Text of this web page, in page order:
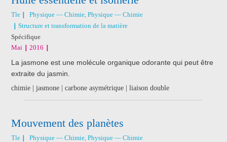
Tle
Physique — Chimie, Physique — Chimie
Structure et transformation de la matière
Spécifique
Mai
2016
La jasmone est une molécule organique odorante qui peut être
extraite du jasmin.
chimie | jasmone | carbone asymétrique | liaison double
Mouvement des planètes
Tle
Physique — Chimie, Physique — Chimie